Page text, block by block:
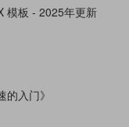
模板 - 2025年更新
入门》